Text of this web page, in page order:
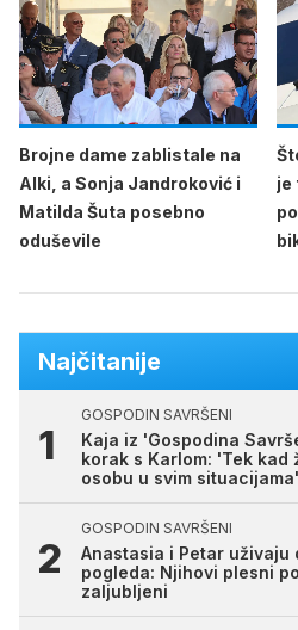
Brojne dame zablistale na
Alki, a Sonja Jandroković i
Matilda Šuta posebno
oduševile
je
Najčitanije
GOSPODIN SAVRŠENI
Kaja iz 'Gospodina
korak s Karlom: 'Tek kad
osobu u svim situacijama'
GOSPODIN SAVRŠENI
Anastasia i Petar
pogleda: Njihovi plesni
zaljubljeni